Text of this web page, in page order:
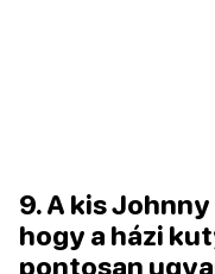
9. A kis
hogy a házi
pontosan